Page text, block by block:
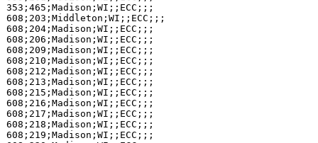
353;465;Madison;WI;;ECC;;;
608;203;Middleton;WI;;ECC;;;
608;204;Madison;WI;;ECC;;;
608;206;Madison;WI;;ECC;;;
608;209;Madison;WI;;ECC;;;
608;210;Madison;WI;;ECC;;;
608;212;Madison;WI;;ECC;;;
608;213;Madison;WI;;ECC;;;
608;215;Madison;WI;;ECC;;;
608;216;Madison;WI;;ECC;;;
608;217;Madison;WI;;ECC;;;
608;218;Madison;WI;;ECC;;;
608;219;Madison;WI;;ECC;;;